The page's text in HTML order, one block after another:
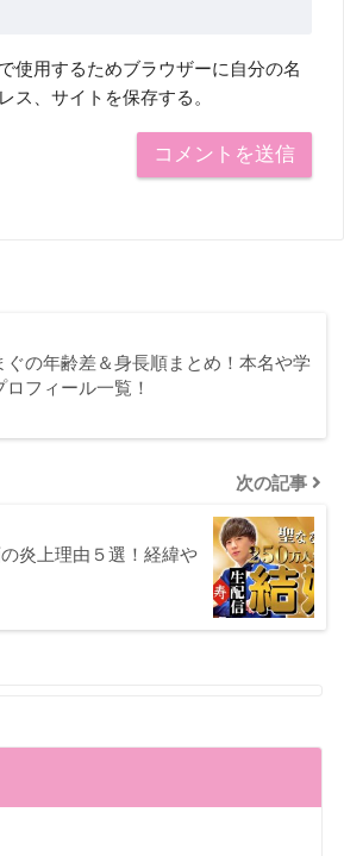
使用するためブラウザーに自分の名
ス、サイトを保存する。
ぐの年齢差＆身長順まとめ！本名や学
ロフィール一覧！
次の記事
炎上理由５選！経緯や